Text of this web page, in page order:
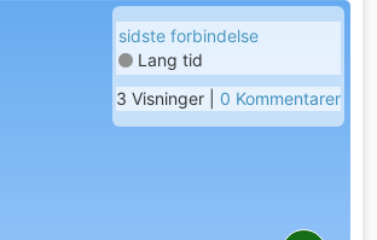
sidste forbindelse
Lang tid
3 Visninger | 0 Kommentarer